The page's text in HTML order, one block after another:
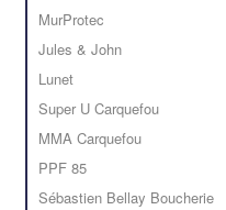
MurProtec
Jules & John
Lunet
Super U Carquefou
MMA Carquefou
PPF 85
Sébastien Bellay Boucherie